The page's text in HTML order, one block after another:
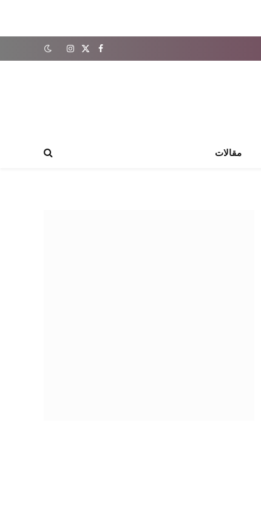
فيسبوك
X
الانستغرام
مقالات